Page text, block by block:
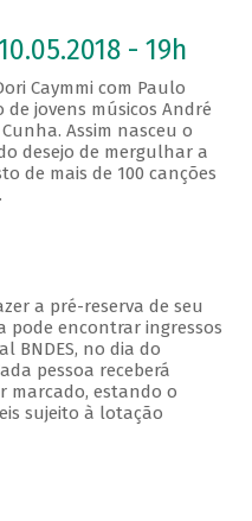
- 19h
Caymmi com Paulo
jovens músicos André
Assim nasceu o
desejo de mergulhar a
de mais de 100 canções
a pré-reserva de seu
pode encontrar ingressos
BNDES, no dia do
pessoa receberá
marcado, estando o
sujeito à lotação